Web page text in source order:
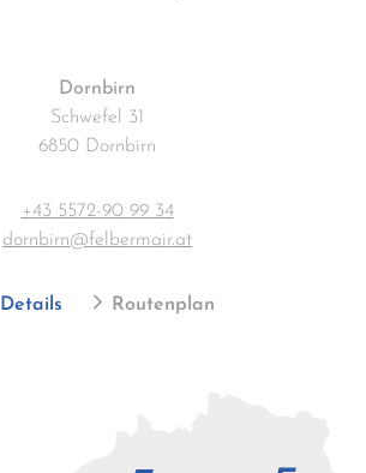
Dornbirn
Schwefel 31
6850 Dornbirn
+43 5572-90 99 34
dornbirn@felbermair.at
Details Routenplan